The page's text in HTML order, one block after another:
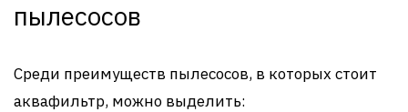
пылесосов
Среди преимуществ пылесосов, в которых стоит
аквафильтр, можно выделить: